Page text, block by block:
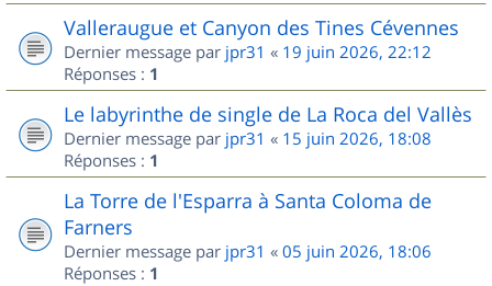
Valleraugue et Canyon des Tines Cévennes
Dernier message par jpr31 « 19 juin 2026, 22:12
Réponses : 1
Le labyrinthe de single de La Roca del Vallès
Dernier message par jpr31 « 15 juin 2026, 18:08
Réponses : 1
La Torre de l'Esparra à Santa Coloma de
Farners
Dernier message par jpr31 « 05 juin 2026, 18:06
Réponses : 1